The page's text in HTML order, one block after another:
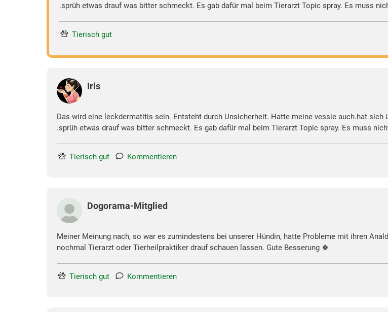
.sprüh etwas drauf was bitter schmeckt. Es gab dafür mal beim Tierarzt Topic spray. Es muss
Tierisch gut
Iris
Das wird eine leckdermatitis sein. Entsteht durch Unsicherheit. Hatte meine vessie auch.hat
.sprüh etwas drauf was bitter schmeckt. Es gab dafür mal beim Tierarzt Topic spray. Es muss
Tierisch gut Kommentieren
Dogorama-Mitglied
Meiner Meinung nach, so war es zumindestens bei unserer Hündin, hatte Probleme mit ihren
nochmal Tierarzt oder Tierheilpraktiker drauf schauen lassen. Gute Besserung 🍀
Tierisch gut Kommentieren